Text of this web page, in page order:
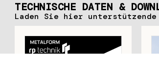
TECHNISCHE DATEN &
Laden Sie hier unterstützende